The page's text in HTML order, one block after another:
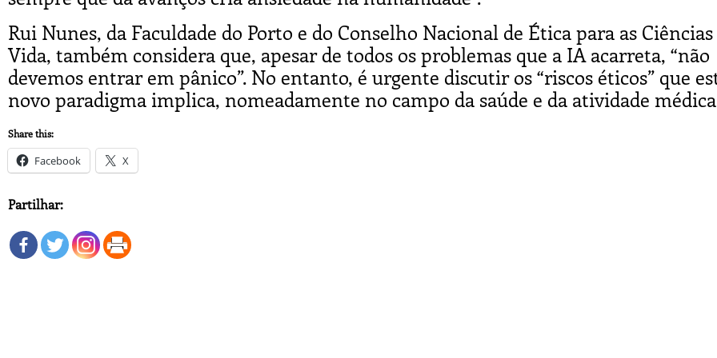
Rui Nunes, da Faculdade do Porto e do Conselho Nacional de Ética para as Ciências
Vida, também considera que, apesar de todos os problemas que a IA acarreta, “não
devemos entrar em pânico”. No entanto, é urgente discutir os “riscos éticos” que
novo paradigma implica, nomeadamente no campo da saúde e da atividade
Share this:
Facebook X
Partilhar: